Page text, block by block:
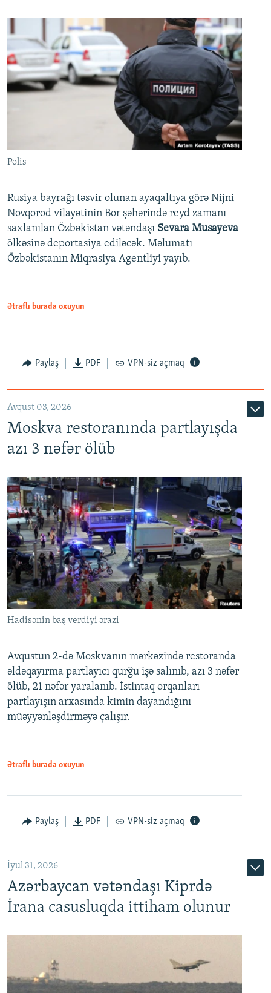
Polis
Rusiya bayrağı təsvir olunan ayaqaltıya görə Nijni
Novqorod vilayətinin Bor şəhərində reyd zamanı
saxlanılan Özbəkistan vətəndaşı Sevara Musayeva
ölkəsinə deportasiya ediləcək. Məlumatı
Özbəkistanın Miqrasiya Agentliyi yayıb.
Ətraflı burada oxuyun
Paylaş PDF VPN-siz açmaq
Avqust 03, 2026
Moskva restoranında partlayışda
azı 3 nəfər ölüb
Hadisənin baş verdiyi ərazi
Avqustun 2-də Moskvanın mərkəzində restoranda
əldəqayırma partlayıcı qurğu işə salınıb, azı 3 nəfər
ölüb, 21 nəfər yaralanıb. İstintaq orqanları
partlayışın arxasında kimin dayandığını
müəyyənləşdirməyə çalışır.
Ətraflı burada oxuyun
Paylaş PDF VPN-siz açmaq
İyul 31, 2026
Azərbaycan vətəndaşı Kiprdə
İrana casusluqda ittiham olunur